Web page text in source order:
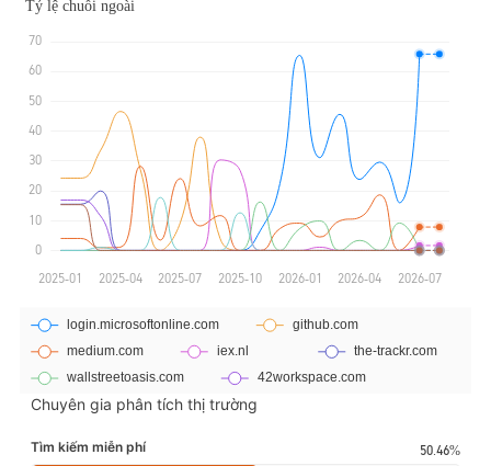
Chuyên gia phân tích thị trường
Tìm kiếm miễn phí 50.46%